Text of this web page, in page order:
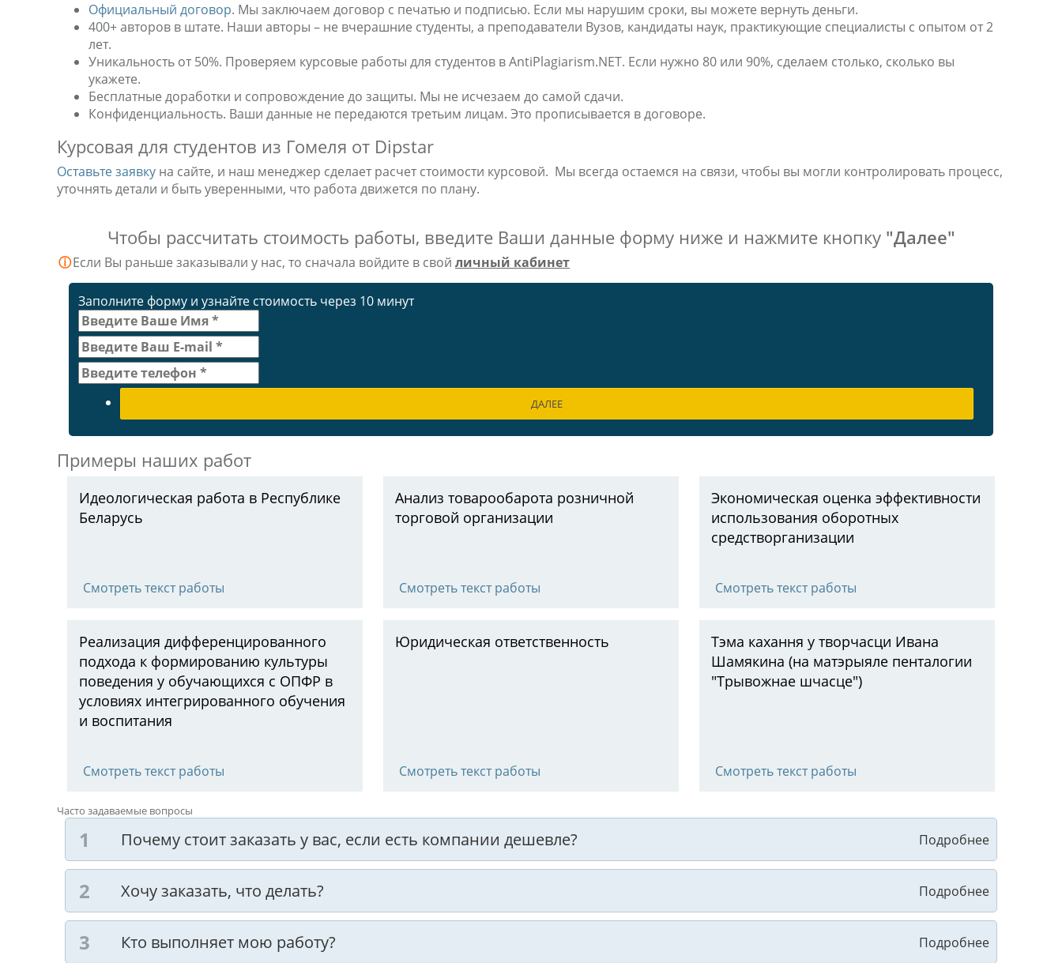
Официальный договор. Мы заключаем договор с печатью и подписью. Если мы нарушим сроки, вы можете вернуть деньги.
400+ авторов в штате. Наши авторы – не вчерашние студенты, а преподаватели Вузов, кандидаты наук, практикующие специалисты с опытом от 2
лет.
Уникальность от 50%. Проверяем курсовые работы для студентов в AntiPlagiarism.NET. Если нужно 80 или 90%, сделаем столько, сколько вы
укажете.
Бесплатные доработки и сопровождение до защиты. Мы не исчезаем до самой сдачи.
Конфиденциальность. Ваши данные не передаются третьим лицам. Это прописывается в договоре.
Курсовая для студентов из Гомеля от Dipstar
Оставьте заявку на сайте, и наш менеджер сделает расчет стоимости курсовой. Мы всегда остаемся на связи, чтобы вы могли контролировать процесс,
уточнять детали и быть уверенными, что работа движется по плану.
Чтобы рассчитать стоимость работы, введите Ваши данные форму ниже и нажмите кнопку "Далее"
ⓘЕсли Вы раньше заказывали у нас, то сначала войдите в свой личный кабинет
Заполните форму и узнайте стоимость через 10 минут
ДАЛЕЕ
Примеры наших работ
Идеологическая работа в Республике
Беларусь
Смотреть текст работы
Анализ товарообарота розничной
торговой организации
Смотреть текст работы
Экономическая оценка эффективности
использования оборотных
средстворганизации
Смотреть текст работы
Реализация дифференцированного
подхода к формированию культуры
поведения у обучающихся с ОПФР в
условиях интегрированного обучения
и воспитания
Смотреть текст работы
Юридическая ответственность
Смотреть текст работы
Тэма кахання у творчасци Ивана
Шамякина (на матэрыяле пенталогии
"Трывожнае шчасце")
Смотреть текст работы
Часто задаваемые вопросы
Почему стоит заказать у вас, если есть компании дешевле?
Хочу заказать, что делать?
Кто выполняет мою работу?